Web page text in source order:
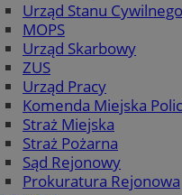
Urząd Stanu Cywilnego
MOPS
Urząd Skarbowy
ZUS
Urząd Pracy
Komenda Miejska
Straż Miejska
Straż Pożarna
Sąd Rejonowy
Prokuratura Rejonowa